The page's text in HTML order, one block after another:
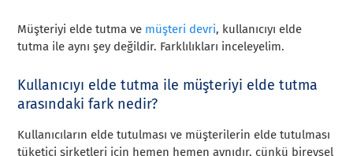
Müşteriyi elde tutma ve müşteri devri, kullanıcıyı elde
tutma ile aynı şey değildir. Farklılıkları inceleyelim.
Kullanıcıyı elde tutma ile müşteriyi elde tutma
arasındaki fark nedir?
Kullanıcıların elde tutulması ve müşterilerin elde tutulması
tüketici şirketleri için hemen hemen aynıdır, çünkü bireysel